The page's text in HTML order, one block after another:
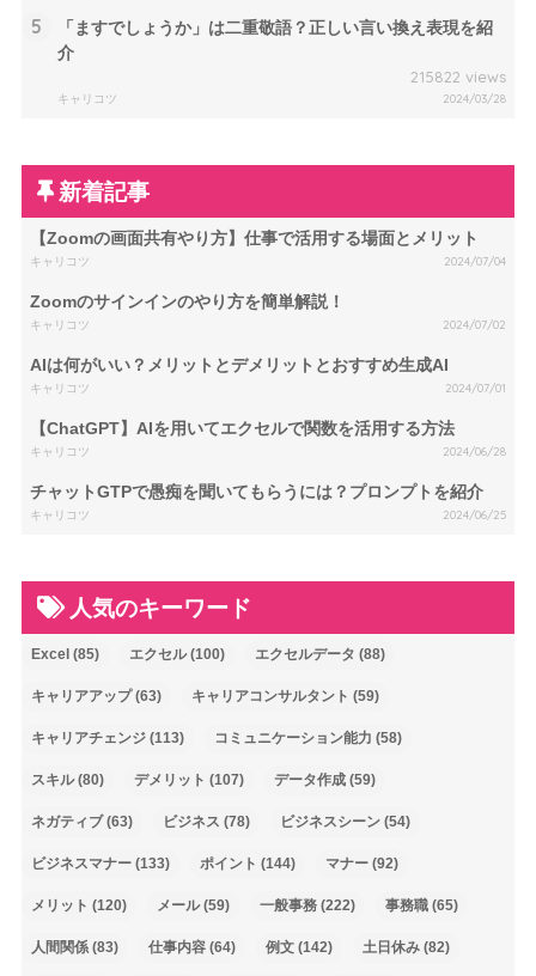
5
「ますでしょうか」は二重敬語？正しい言い換え表現を紹
介
215822 views
キャリコツ 2024/03/28
新着記事
【Zoomの画面共有やり方】仕事で活用する場面とメリット
キャリコツ 2024/07/04
Zoomのサインインのやり方を簡単解説！
キャリコツ 2024/07/02
AIは何がいい？メリットとデメリットとおすすめ生成AI
キャリコツ 2024/07/01
【ChatGPT】AIを用いてエクセルで関数を活用する方法
キャリコツ 2024/06/28
チャットGTPで愚痴を聞いてもらうには？プロンプトを紹介
キャリコツ 2024/06/25
人気のキーワード
Excel (85) エクセル(100) エクセルデータ (88)
キャリアアップ(63) キャリアコンサルタント (59)
キャリアチェンジ(113) コミュニケーション能力 (58)
スキル(80) デメリット (107) データ作成(59)
ネガティブ(63) ビジネス (78) ビジネスシーン(54)
ビジネスマナー(133) ポイント (144) マナー(92)
メリット (120) メール(59) 一般事務(222) 事務職(65)
人間関係(83) 仕事内容(64) 例文(142) 土日休み(82)